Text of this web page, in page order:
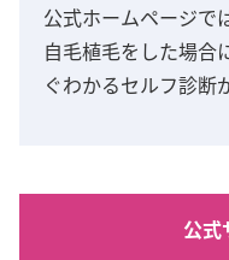
公式ホームページで
自毛植毛をした場合
ぐわかるセルフ診断
公式